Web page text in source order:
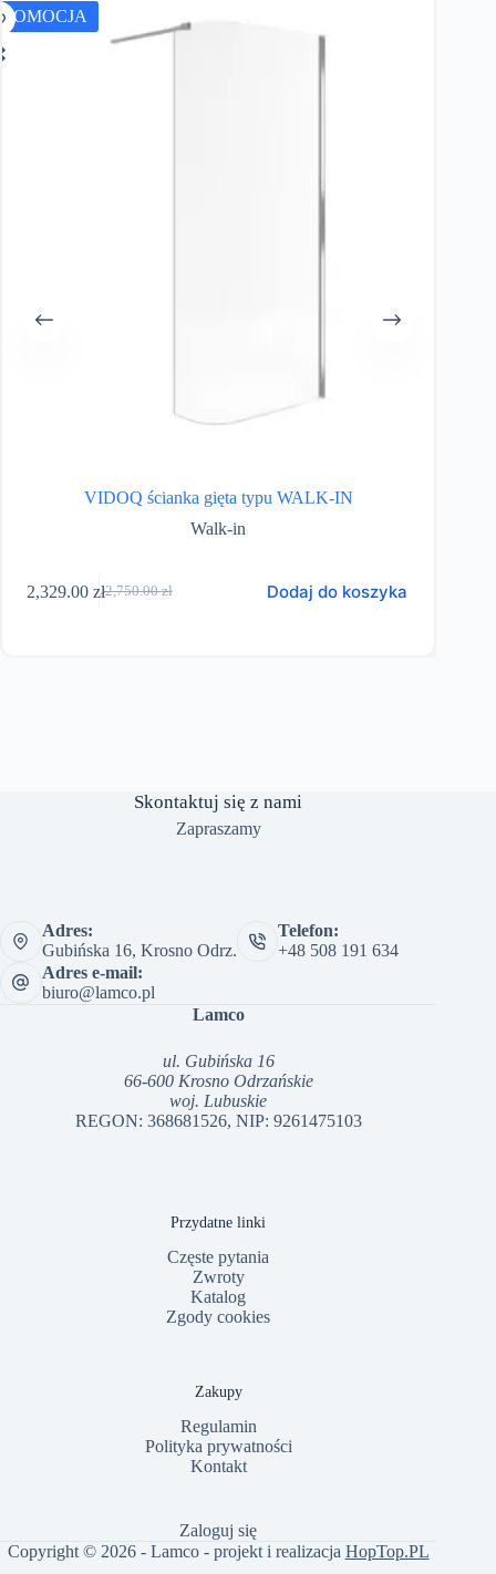
VIDOQ ścianka gięta typu WALK-IN
Walk-in
2,750.00zł
Pierwotna
2,329.00 złAktualna
Dodaj do koszyka
Skontaktuj się z nami
Zapraszamy
Adres:
Gubińska 16, Krosno Odrz.
Telefon:
+48 508 191 634
Adres e-mail:
biuro@lamco.pl
Lamco
ul. Gubińska 16
66-600 Krosno Odrzańskie
woj. Lubuskie
REGON: 368681526, NIP: 9261475103
Przydatne linki
Częste pytania
Zwroty
Katalog
Zgody cookies
Zakupy
Regulamin
Polityka prywatności
Kontakt
Zaloguj się
Copyright © 2026 - Lamco - projekt i realizacja HopTop.PL